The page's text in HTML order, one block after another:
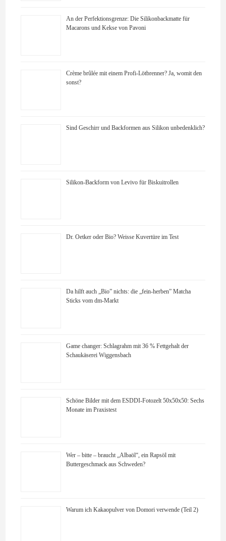
An der Perfektionsgrenze: Die Silikonbackmatte für
Macarons und Kekse von Pavoni
Crème brûlée mit einem Profi-Lötbrenner? Ja, womit den
sonst?
Sind Geschirr und Backformen aus Silikon unbedenklich?
Silikon-Backform von Levivo für Biskuitrollen
Dr. Oetker oder Bio? Weisse Kuvertüre im Test
Da hilft auch „Bio” nichts: die „fein-herben” Matcha
Sticks vom dm-Markt
Game changer: Schlagrahm mit 36 % Fettgehalt der
Schaukäserei Wiggensbach
Schöne Bilder mit dem ESDDI-Fotozelt 50x50x50: Sechs
Monate im Praxistest
Wer – bitte – braucht „Albaöl“, ein Rapsöl mit
Buttergeschmack aus Schweden?
Warum ich Kakaopulver von Domori verwende (Teil 2)